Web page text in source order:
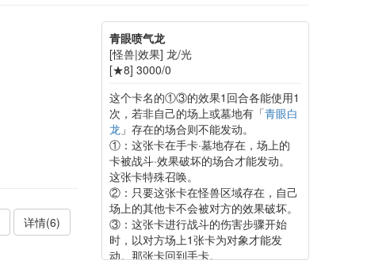
详情(6)
青眼喷气龙
[怪兽|效果] 龙/光
[★8] 3000/0
这个卡名的①③的效果1回合各能使用1
次，若非自己的场上或墓地有「青眼白
龙 」存在的场合则不能发动。
①：这张卡在手卡·墓地存在，场上的
卡被战斗·效果破坏的场合才能发动。
这张卡特殊召唤。
②：只要这张卡在怪兽区域存在，自己
场上的其他卡不会被对方的效果破坏。
③：这张卡进行战斗的伤害步骤开始
时，以对方场上1张卡为对象才能发
动。那张卡回到手卡。